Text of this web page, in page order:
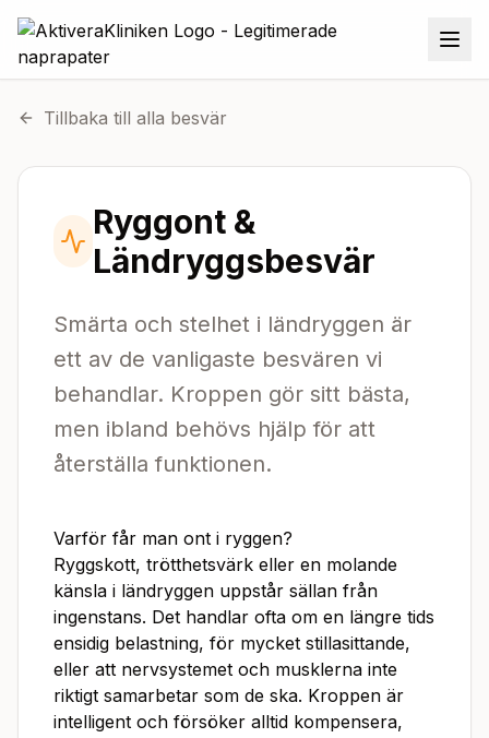
Tillbaka till alla besvär
Ryggont &
Ländryggsbesvär
Smärta och stelhet i ländryggen är
ett av de vanligaste besvären vi
behandlar. Kroppen gör sitt bästa,
men ibland behövs hjälp för att
återställa funktionen.
Varför får man ont i ryggen?
Ryggskott, trötthetsvärk eller en molande
känsla i ländryggen uppstår sällan från
ingenstans. Det handlar ofta om en längre tids
ensidig belastning, för mycket stillasittande,
eller att nervsystemet och musklerna inte
riktigt samarbetar som de ska. Kroppen är
intelligent och försöker alltid kompensera,